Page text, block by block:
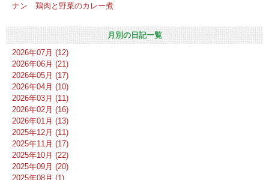
ナン 鶏肉と野菜のカレー煮
月別の日記一覧
2026年07月 (12)
2026年06月 (21)
2026年05月 (17)
2026年04月 (10)
2026年03月 (11)
2026年02月 (16)
2026年01月 (13)
2025年12月 (11)
2025年11月 (17)
2025年10月 (22)
2025年09月 (20)
2025年08月 (1)